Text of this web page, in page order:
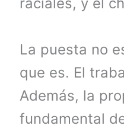
raciales, y el
La puesta no
que es. El
Además, la
fundamental